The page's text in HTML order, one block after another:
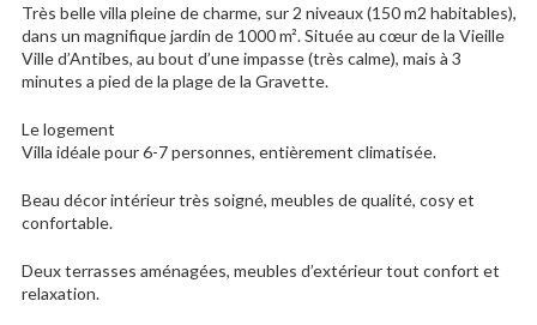
Très belle villa pleine de charme, sur 2 niveaux (150 m2 habitables),
dans un magnifique jardin de 1000 m². Située au cœur de la Vieille
Ville d’Antibes, au bout d’une impasse (très calme), mais à 3
minutes a pied de la plage de la Gravette.
Le logement
Villa idéale pour 6-7 personnes, entièrement climatisée.
Beau décor intérieur très soigné, meubles de qualité, cosy et
confortable.
Deux terrasses aménagées, meubles d’extérieur tout confort et
relaxation.